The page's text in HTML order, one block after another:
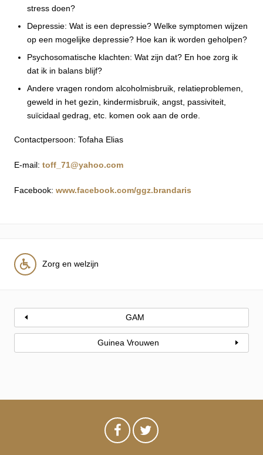
stress doen?
Depressie: Wat is een depressie? Welke symptomen wijzen
op een mogelijke depressie? Hoe kan ik worden geholpen?
Psychosomatische klachten: Wat zijn dat? En hoe zorg ik
dat ik in balans blijf?
Andere vragen rondom alcoholmisbruik, relatieproblemen,
geweld in het gezin, kindermisbruik, angst, passiviteit,
suïcidaal gedrag, etc. komen ook aan de orde.
Contactpersoon: Tofaha Elias
E-mail: toff_71@yahoo.com
Facebook: www.facebook.com/ggz.brandaris
Zorg en welzijn
GAM
Guinea Vrouwen